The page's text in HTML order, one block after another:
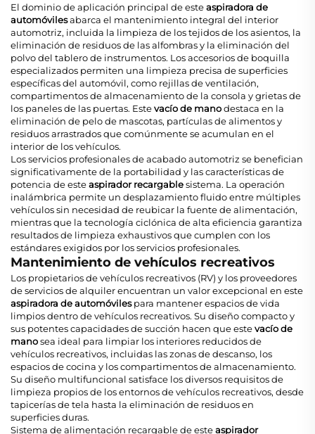
El dominio de aplicación principal de esteaspiradora de
automóvilesabarca el mantenimiento integral del interior
automotriz, incluida la limpieza de los tejidos de los asientos, la
eliminación de residuos de las alfombras y la eliminación del
polvo del tablero de instrumentos. Los accesorios de boquilla
especializados permiten una limpieza precisa de superficies
específicas del automóvil, como rejillas de ventilación,
compartimentos de almacenamiento de la consola y grietas de
los paneles de las puertas. Estevacío de manodestaca en la
eliminación de pelo de mascotas, partículas de alimentos y
residuos arrastrados que comúnmente se acumulan en el
interior de los vehículos.
Los servicios profesionales de acabado automotriz se benefician
significativamente de la portabilidad y las características de
potencia de esteaspirador recargablesistema. La operación
inalámbrica permite un desplazamiento fluido entre múltiples
vehículos sin necesidad de reubicar la fuente de alimentación,
mientras que la tecnología ciclónica de alta eficiencia garantiza
resultados de limpieza exhaustivos que cumplen con los
estándares exigidos por los servicios profesionales.
Mantenimiento de vehículos recreativos
Los propietarios de vehículos recreativos (RV) y los proveedores
de servicios de alquiler encuentran un valor excepcional en este
aspiradora de automóvilespara mantener espacios de vida
limpios dentro de vehículos recreativos. Su diseño compacto y
sus potentes capacidades de succión hacen que estevacío de
manosea ideal para limpiar los interiores reducidos de
vehículos recreativos, incluidas las zonas de descanso, los
espacios de cocina y los compartimentos de almacenamiento.
Su diseño multifuncional satisface los diversos requisitos de
limpieza propios de los entornos de vehículos recreativos, desde
tapicerías de tela hasta la eliminación de residuos en
superficies duras.
Sistema de alimentación recargable de esteaspirador